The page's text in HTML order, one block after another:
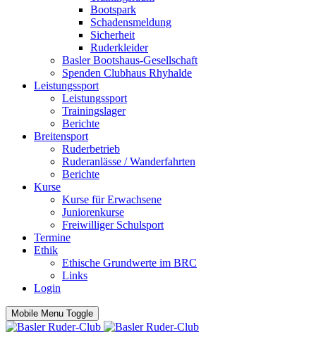
Bootspark
Schadensmeldung
Sicherheit
Ruderkleider
Basler Bootshaus-Gesellschaft
Spenden Clubhaus Rhyhalde
Leistungssport
Leistungssport
Trainingslager
Berichte
Breitensport
Ruderbetrieb
Ruderanlässe / Wanderfahrten
Berichte
Kurse
Kurse für Erwachsene
Juniorenkurse
Freiwilliger Schulsport
Termine
Ethik
Ethische Grundwerte im BRC
Links
Login
Mobile Menu Toggle